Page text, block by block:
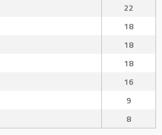
22
18
18
18
16
9
8